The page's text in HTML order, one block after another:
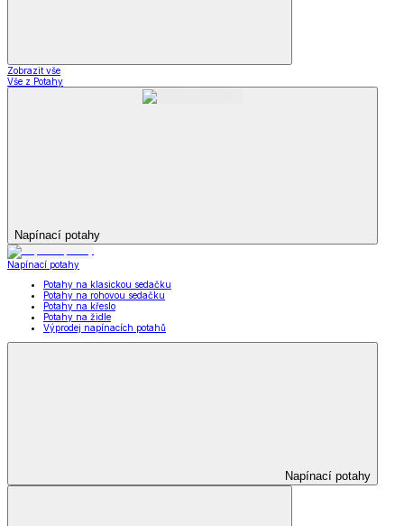
Zobrazit vše
Vše z Potahy
Napínací potahy
Napínací potahy
Potahy na klasickou sedačku
Potahy na rohovou sedačku
Potahy na křeslo
Potahy na židle
Výprodej napínacích potahů
Napínací potahy